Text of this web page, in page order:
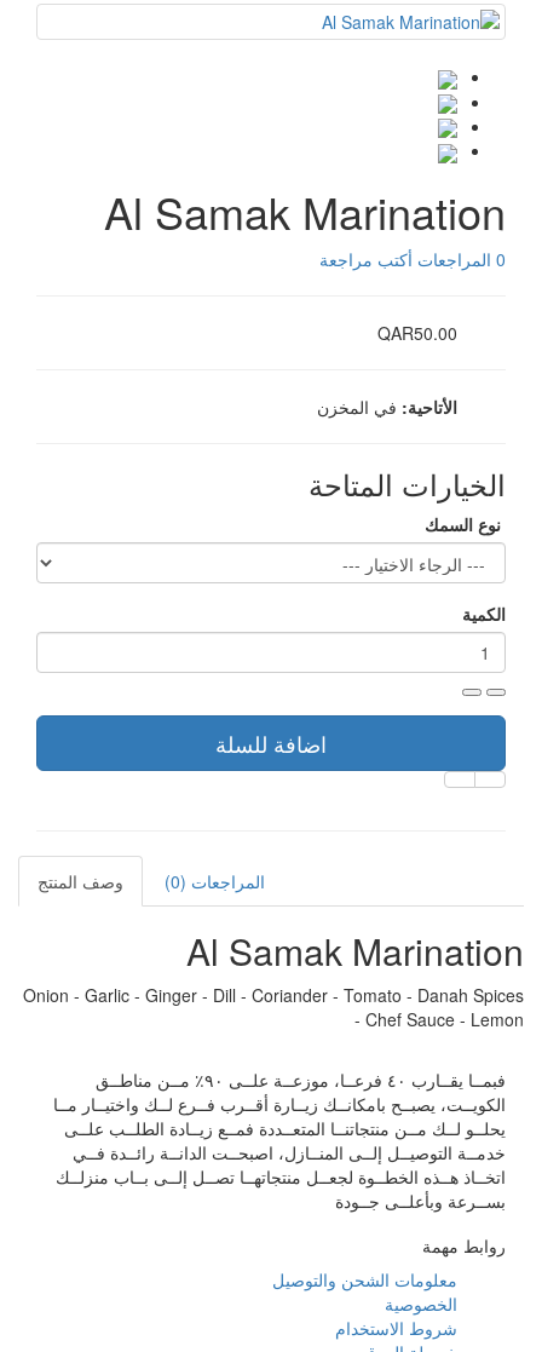
Al Samak Marination
0 المراجعات أكتب مراجعة
QAR50.00
الأتاحية: في المخزن
الخيارات المتاحة
نوع السمك
الكمية
اضافة للسلة
وصف المنتج المراجعات (0)
Al Samak Marination
Onion - Garlic - Ginger - Dill - Coriander - Tomato - Danah Spices
- Chef Sauce - Lemon
فبمــا يقــارب ٤٠ فرعــا، موزعــة علــى ٩٠٪ مــن مناطــق
الكويــت، يصبــح بامكانــك زيــارة أقــرب فــرع لــك واختيــار مــا
يحلــو لــك مــن منتجاتنــا المتعــددة فمــع زيــادة الطلــب علــى
خدمــة التوصيــل إلــى المنــازل، اصبحــت الدانــة رائــدة فــي
اتخــاذ هــذه الخطــوة لجعــل منتجاتهــا تصــل إلــى بــاب منزلــك
بســرعة وبأعلــى جــودة
روابط مهمة
معلومات الشحن والتوصيل
الخصوصية
شروط الاستخدام